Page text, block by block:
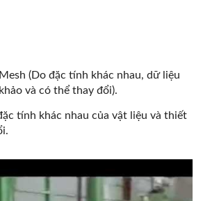
(Do đặc tính khác nhau, dữ liệu
và có thể thay đổi).
tính khác nhau của vật liệu và thiết